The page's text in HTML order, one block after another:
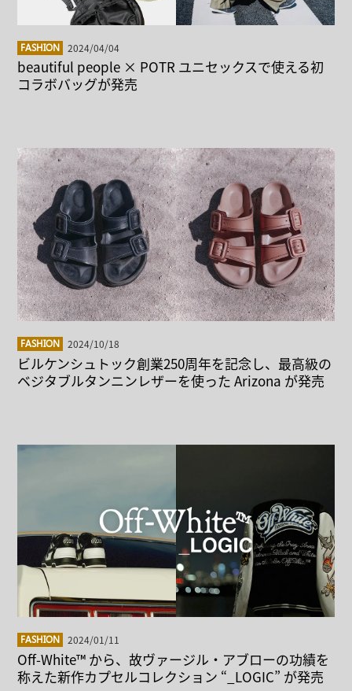
FASHION 2024/04/04
beautiful people × POTR ユニセックスで使える初
コラボバッグが発売
FASHION 2024/10/18
ビルケンシュトック創業250周年を記念し、最高級の
ベジタブルタンニンレザーを使った Arizona が発売
FASHION 2024/01/11
Off-White™︎ から、故ヴァージル・アブローの功績を
称えた新作カプセルコレクション “_LOGIC” が発売